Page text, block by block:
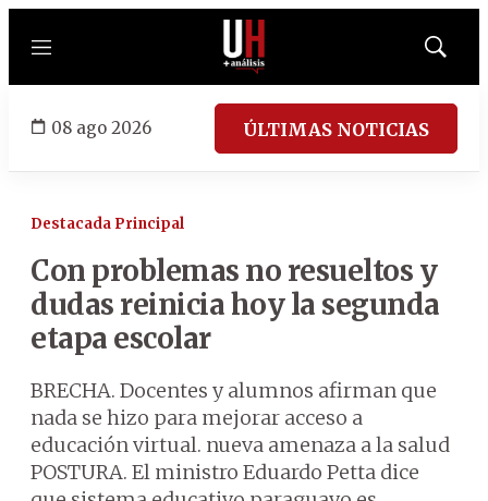
Menú
Mostrar
08 ago 2026 ÚLTIMAS NOTICIAS
Destacada Principal
Con problemas no resueltos y
dudas reinicia hoy la segunda
etapa escolar
BRECHA. Docentes y alumnos afirman que
nada se hizo para mejorar acceso a
educación virtual. nueva amenaza a la salud
POSTURA. El ministro Eduardo Petta dice